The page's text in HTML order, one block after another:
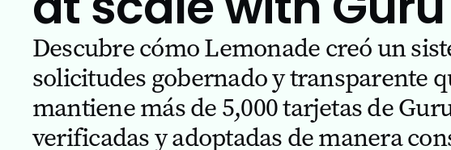
Descubre cómo Lemonade creó un
solicitudes gobernado y transparente
mantiene más de 5,000 tarjetas de
verificadas y adoptadas de manera